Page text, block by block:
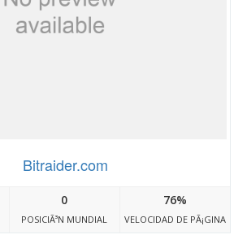
Bitraider.com
0
POSICIÃ³N MUNDIAL
76%
VELOCIDAD DE PÃ¡GINA